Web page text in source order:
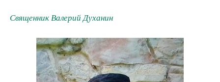
Священник Валерий Духанин